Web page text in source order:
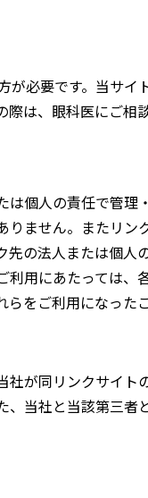
必要です。当サイ
は、眼科医にご相
個人の責任で管理
ません。またリン
の法人または個人
用にあたっては、
をご利用になった
が同リンクサイト
当社と当該第三者